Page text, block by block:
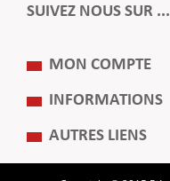
SUIVEZ NOUS SUR ...
MON COMPTE
INFORMATIONS
AUTRES LIENS